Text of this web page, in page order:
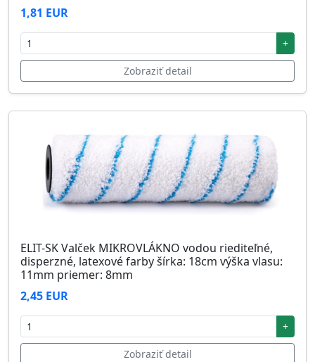
1,81 EUR
+
Zobraziť detail
ELIT-SK Valček MIKROVLÁKNO vodou riediteľné,
disperzné, latexové farby šírka: 18cm výška vlasu:
11mm priemer: 8mm
2,45 EUR
+
Zobraziť detail